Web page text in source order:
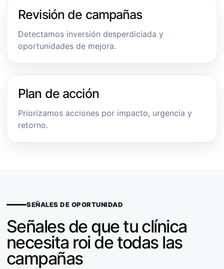
Revisión de campañas
Detectamos inversión desperdiciada y
oportunidades de mejora.
Plan de acción
Priorizamos acciones por impacto, urgencia y
retorno.
SEÑALES DE OPORTUNIDAD
Señales de que tu clínica
necesita roi de todas las
campañas